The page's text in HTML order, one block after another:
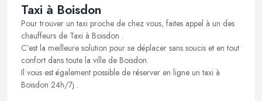
Taxi à Boisdon
Pour trouver un taxi proche de chez vous, faites appel à un des
chauffeurs de Taxi à Boisdon .
C’est la meilleure solution pour se déplacer sans soucis et en tout
confort dans toute la ville de Boisdon.
Il vous est également possible de réserver en ligne un taxi à
Boisdon 24h/7j .